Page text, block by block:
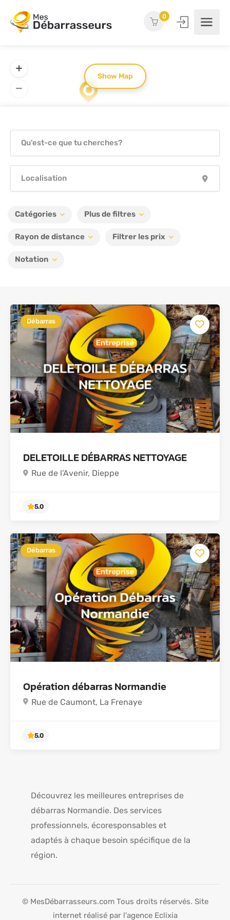
0
Catégories Plus de filtres
Rayon de distance Filtrer les prix
Notation
Débarras
DELETOILLE DÉBARRAS NETTOYAGE
Rue de l'Avenir, Dieppe
5.0
Débarras
Opération débarras Normandie
Rue de Caumont, La Frenaye
Découvrez les meilleures entreprises de
débarras Normandie. Des services
professionnels, écoresponsables et
adaptés à chaque besoin spécifique de la
région.
© MesDébarrasseurs.com Tous droits réservés. Site
internet réalisé par l'agence Eclixia
Show Map